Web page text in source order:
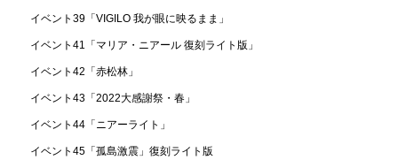
イベント39「VIGILO 我が眼に映るまま」
イベント41「マリア・ニアール 復刻ライト版」
イベント42「赤松林」
イベント43「2022大感謝祭・春」
イベント44「ニアーライト」
イベント45「孤島激震」復刻ライト版